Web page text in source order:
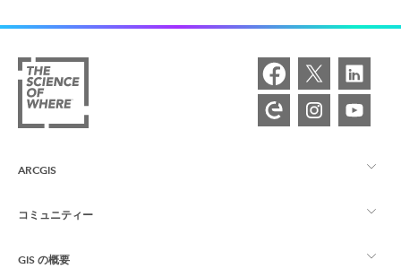
ARCGIS
ArcGIS の概要
マッピング
コミュニティー
Esri Community
GIS の概要